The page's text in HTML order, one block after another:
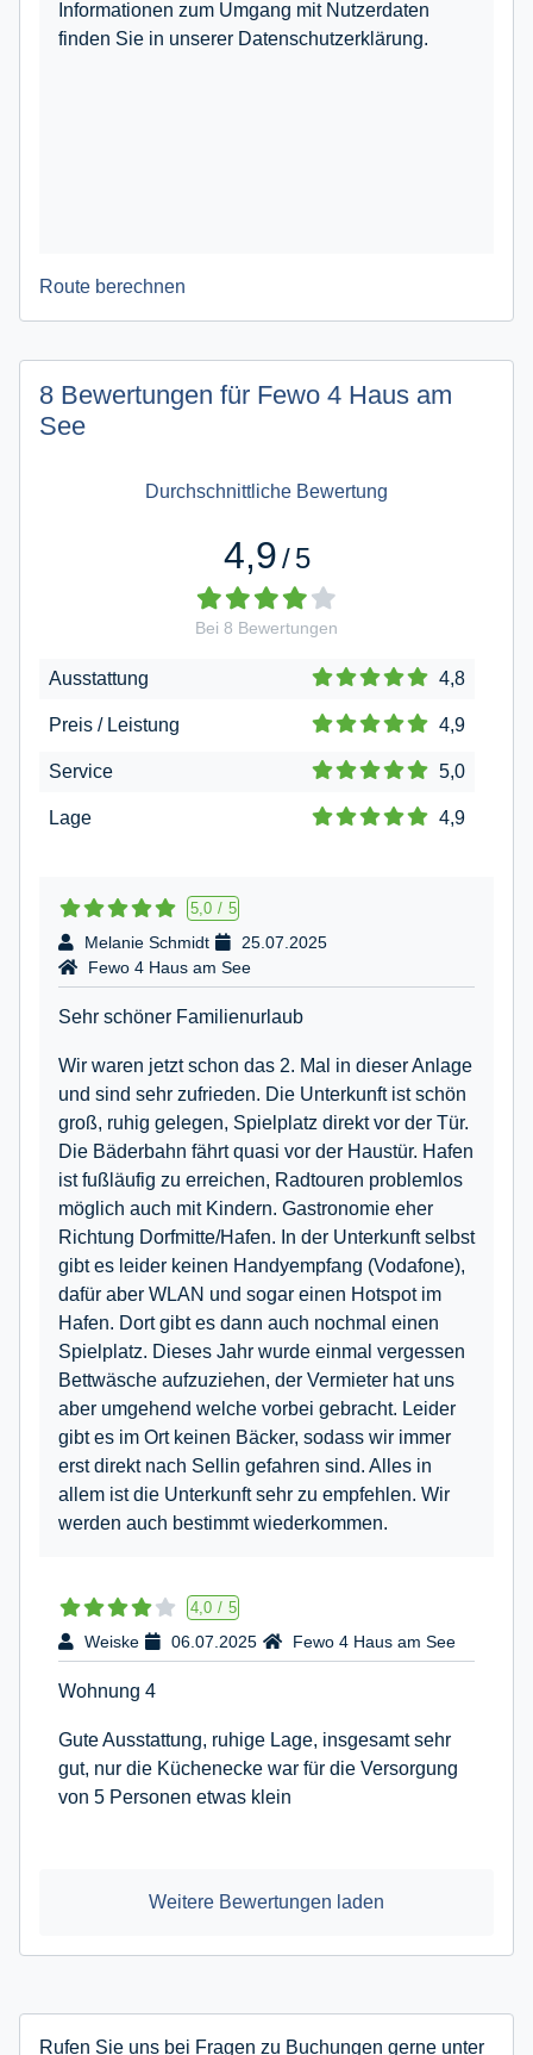
Informationen zum Umgang mit Nutzerdaten
finden Sie in unserer Datenschutzerklärung.
Route berechnen
8 Bewertungen für Fewo 4 Haus am
See
Durchschnittliche Bewertung
4,9/ 5
Bei 8 Bewertungen
Ausstattung 4,8
Preis / Leistung 4,9
Service 5,0
Lage 4,9
5,0 / 5
Melanie Schmidt
25.07.2025
Fewo 4 Haus am See
Sehr schöner Familienurlaub
Wir waren jetzt schon das 2. Mal in dieser Anlage
und sind sehr zufrieden. Die Unterkunft ist schön
groß, ruhig gelegen, Spielplatz direkt vor der Tür.
Die Bäderbahn fährt quasi vor der Haustür. Hafen
ist fußläufig zu erreichen, Radtouren problemlos
möglich auch mit Kindern. Gastronomie eher
Richtung Dorfmitte/Hafen. In der Unterkunft selbst
gibt es leider keinen Handyempfang (Vodafone),
dafür aber WLAN und sogar einen Hotspot im
Hafen. Dort gibt es dann auch nochmal einen
Spielplatz. Dieses Jahr wurde einmal vergessen
Bettwäsche aufzuziehen, der Vermieter hat uns
aber umgehend welche vorbei gebracht. Leider
gibt es im Ort keinen Bäcker, sodass wir immer
erst direkt nach Sellin gefahren sind. Alles in
allem ist die Unterkunft sehr zu empfehlen. Wir
werden auch bestimmt wiederkommen.
4,0 / 5
Weiske 06.07.2025 Fewo 4 Haus am See
Wohnung 4
Gute Ausstattung, ruhige Lage, insgesamt sehr
gut, nur die Küchenecke war für die Versorgung
von 5 Personen etwas klein
Weitere Bewertungen laden
Rufen Sie uns bei Fragen zu Buchungen gerne unter